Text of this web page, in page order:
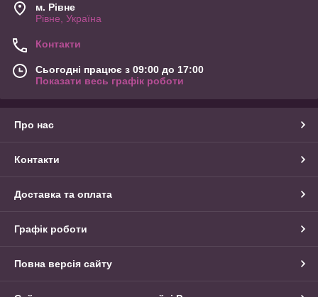
м. Рівне
Рівне, Україна
Контакти
Сьогодні працює з 09:00 до 17:00
Показати весь графік роботи
Про нас
Контакти
Доставка та оплата
Графік роботи
Повна версія сайту